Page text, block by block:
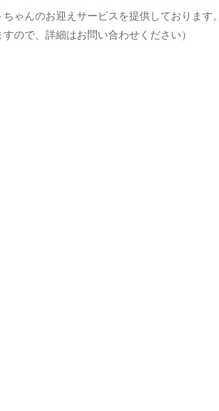
ゃんのお迎えサービスを提供しております。
ので、詳細はお問い合わせください）